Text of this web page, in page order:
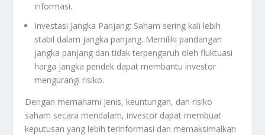
informasi.
Investasi Jangka Panjang: Saham sering kali lebih
stabil dalam jangka panjang. Memiliki pandangan
jangka panjang dan tidak terpengaruh oleh fluktuasi
harga jangka pendek dapat membantu investor
mengurangi risiko.
Dengan memahami jenis, keuntungan, dan risiko
saham secara mendalam, investor dapat membuat
keputusan yang lebih terinformasi dan memaksimalkan